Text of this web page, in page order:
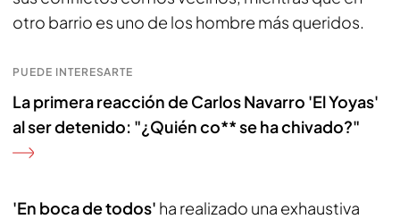
otro barrio es uno de los hombre más queridos.
PUEDE INTERESARTE
La primera reacción de Carlos Navarro 'El Yoyas'
al ser detenido: "¿Quién co** se ha chivado?"
'En boca de todos' ha realizado una exhaustiva